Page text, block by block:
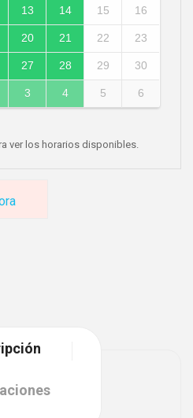
13 14 15 16
20 21 22 23
27 28 29 30
3 4 5 6
ver los horarios disponibles.